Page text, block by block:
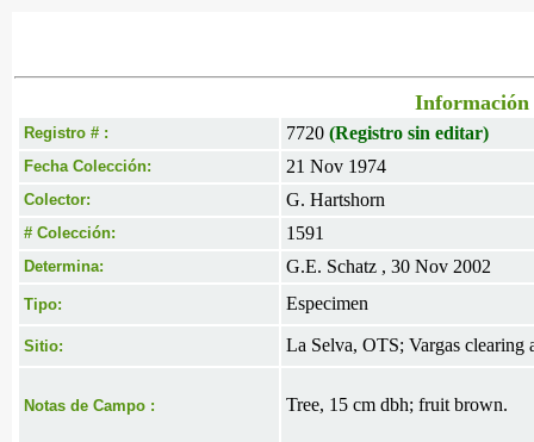
Información
Registro # : 7720 (Registro sin editar)
Fecha Colección: 21 Nov 1974
Colector: G. Hartshorn
# Colección: 1591
Determina: G.E. Schatz , 30 Nov 2002
Tipo: Especimen
Sitio: La Selva, OTS; Vargas clearing
Notas de Campo : Tree, 15 cm dbh; fruit brown.